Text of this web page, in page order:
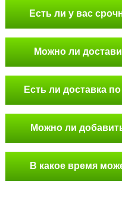
Есть ли у вас
Можно ли
Есть ли доставка
Можно ли
В какое время